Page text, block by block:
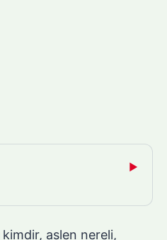
▶
kimdir, aslen nereli,